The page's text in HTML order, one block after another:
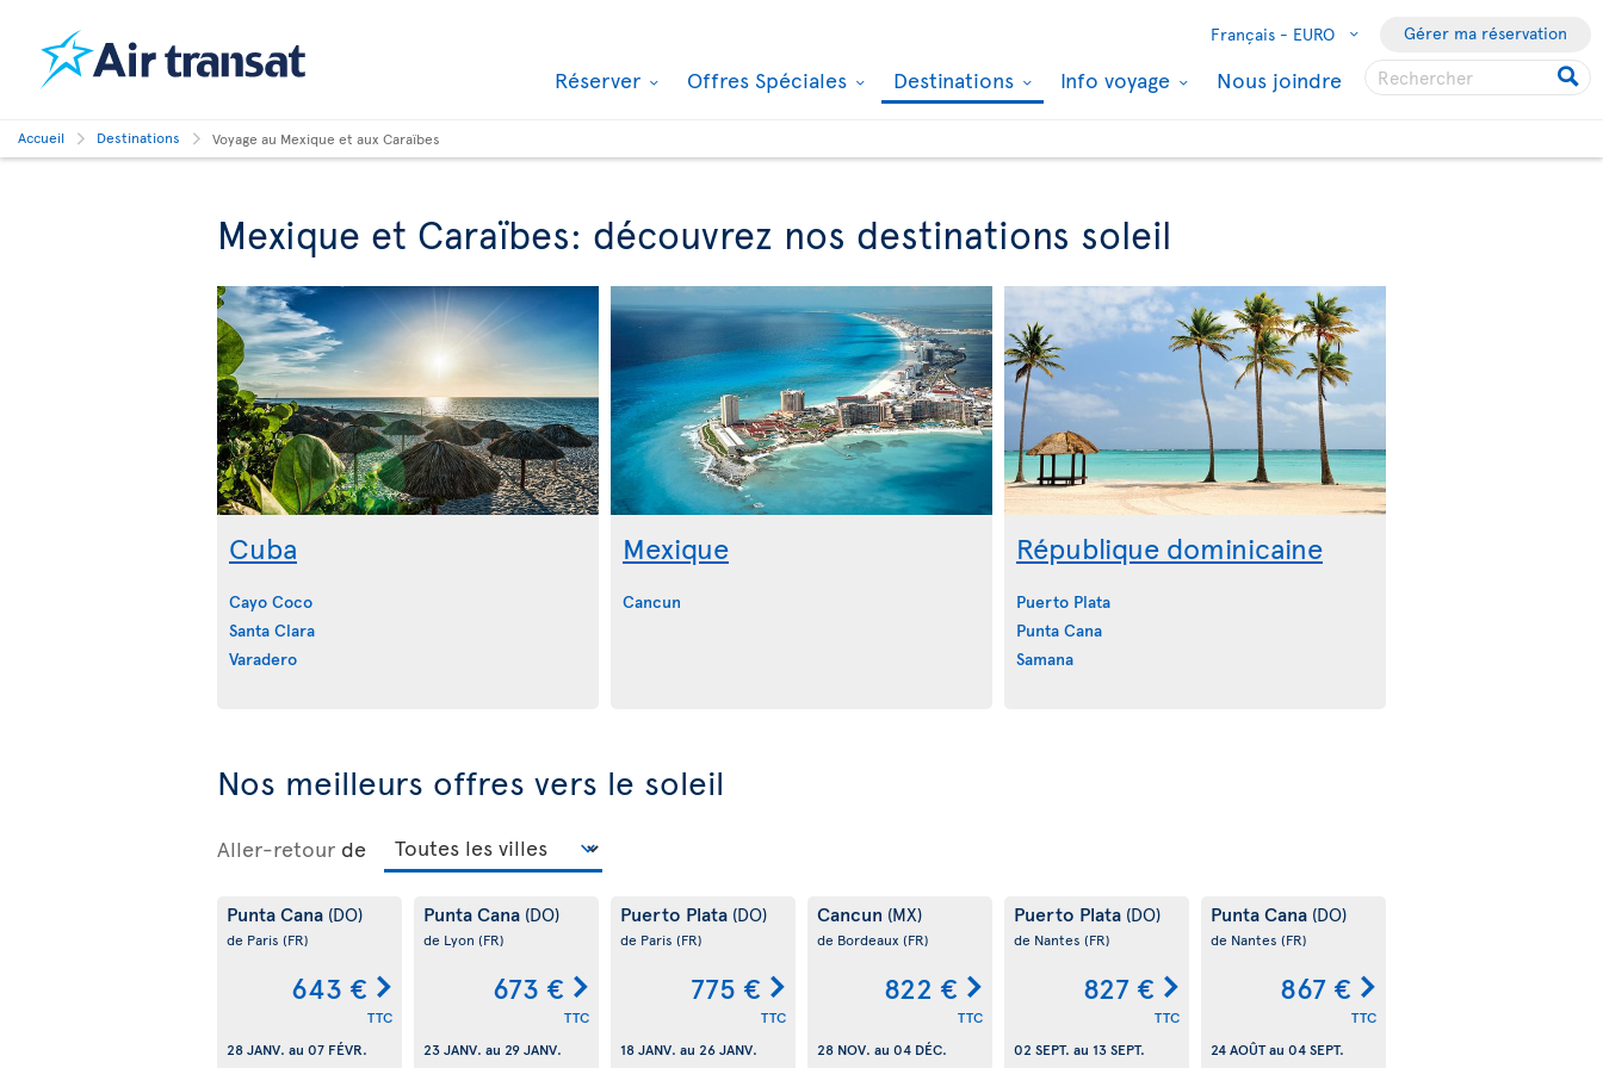
Français - EURO Gérer ma réservation
Réserver Offres Spéciales Destinations Info voyage Nous joindre
Accueil Destinations Voyage au Mexique et aux Caraïbes
Mexique et Caraïbes: découvrez nos destinations soleil
Cuba
Cayo Coco
Santa Clara
Varadero
Mexique
Cancun
République dominicaine
Puerto Plata
Punta Cana
Samana
Nos meilleurs offres vers le soleil
Aller-retour de
Punta Cana (DO)
de Paris (FR)
643 €
TTC
28 JANV. au 07 FÉVR.
Punta Cana (DO)
de Lyon (FR)
673 €
TTC
23 JANV. au 29 JANV.
Puerto Plata (DO)
de Paris (FR)
775 €
TTC
18 JANV. au 26 JANV.
Cancun (MX)
de Bordeaux (FR)
822 €
TTC
28 NOV. au 04 DÉC.
Puerto Plata (DO)
de Nantes (FR)
827 €
TTC
02 SEPT. au 13 SEPT.
Punta Cana (DO)
de Nantes (FR)
867 €
TTC
24 AOÛTau 04 SEPT.